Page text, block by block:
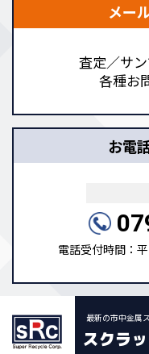
メー
査定／サン
各種お
お電
電話受付時間：
最新の市中金属
スクラ